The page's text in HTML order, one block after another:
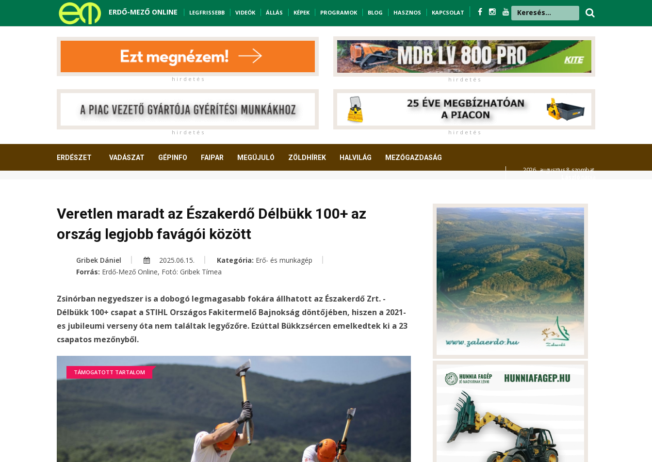
ERDŐ-MEZŐ ONLINE LEGFRISSEBB VIDEÓK ÁLLÁS KÉPEK PROGRAMOK BLOG HASZNOS KAPCSOLAT
h i r d e t é s h i r d e t é s
h i r d e t é s h i r d e t é s
ERDÉSZET VADÁSZAT GÉPINFO FAIPAR MEGÚJULÓ ZÖLDHÍREK HALVILÁG MEZŐGAZDASÁG
2026. augusztus 8. szombat,
Veretlen maradt az Északerdő Délbükk 100+ az
ország legjobb favágói között
Gribek Dániel 2025.06.15. Kategória: Erő- és munkagép
Forrás: Erdő-Mező Online, Fotó: Gribek Tímea
Zsinórban negyedszer is a dobogó legmagasabb fokára állhatott az Északerdő Zrt. -
Délbükk 100+ csapat a STIHL Országos Fakitermelő Bajnokság döntőjében, hiszen a 2021-
es jubileumi verseny óta nem találtak legyőzőre. Ezúttal Bükkzsércen emelkedtek ki a 23
csapatos mezőnyből.
TÁMOGATOTT TARTALOM